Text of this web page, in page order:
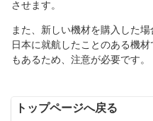
させます。
また、新しい機材を購入した
日本に就航したことのある機
もあるため、注意が必要です。
トップページへ戻る